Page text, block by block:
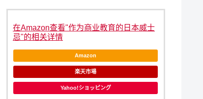
在Amazon查看"作为商业教育的日本威士
忌"的相关详情
Amazon
楽天市場
Yahoo!ショッピング